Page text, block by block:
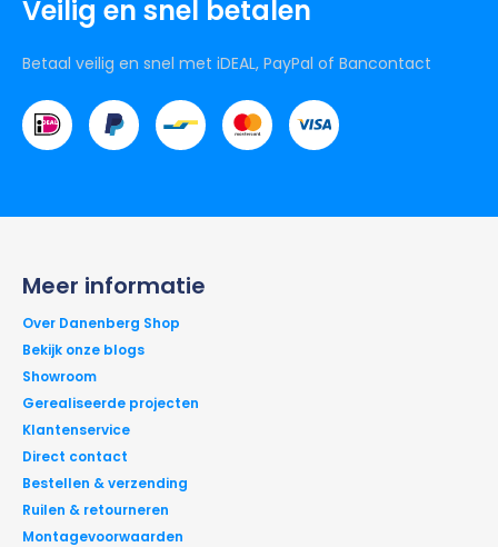
Veilig en snel betalen
Betaal veilig en snel met iDEAL, PayPal of Bancontact
Meer informatie
Over Danenberg Shop
Bekijk onze blogs
Showroom
Gerealiseerde projecten
Klantenservice
Direct contact
Bestellen & verzending
Ruilen & retourneren
Montagevoorwaarden